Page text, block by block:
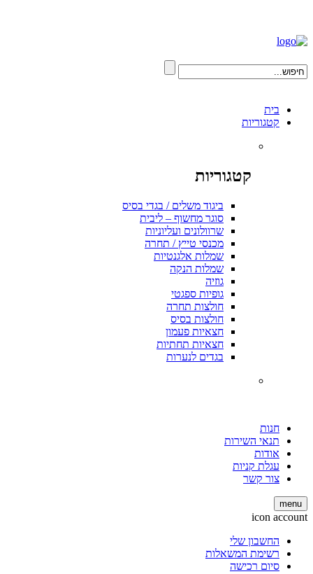
בית
קטגוריות
קטגוריות
ביגוד משלים / בגדי בסיס
סוגר מחשוף – ליבית
שרוולונים ועליוניות
מכנסי טייץ / תחרה
שמלות אלגנטיות
שמלות הנקה
גוזיה
גופיות ספגטי
חולצות תחרה
חולצות בסיס
חצאיות פעמון
חצאיות תחתיות
בגדים לנערות
חנות
תנאי השירות
אודות
עגלת קניות
צור קשר
menu
icon account
החשבון שלי
רשימת המשאלות
סיום רכישה